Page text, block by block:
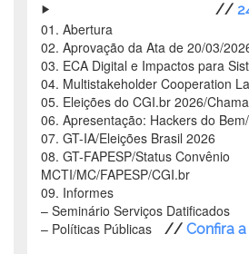
//
01. Abertura
02. Aprovação da Ata de 20/03/
03. ECA Digital e Impactos para
04. Multistakeholder Cooperation
05. Eleições do CGI.br 2026/
06. Apresentação: Hackers do
07. GT-IA/Eleições Brasil 2026
08. GT-FAPESP/Status Convênio
MCTI/MC/FAPESP/CGI.br
09. Informes
– Seminário Serviços Datificados
– Políticas Públicas // Confira